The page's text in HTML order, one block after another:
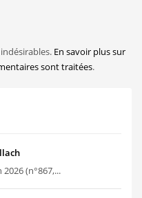
En savoir plus sur
sont traitées.
(n°867,...